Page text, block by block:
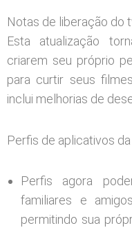
Notas de liberação do
Esta atualização
criarem seu próprio
para curtir seus
inclui melhorias de
Perfis de aplicativos
Perfis agora
familiares e
permitindo sua